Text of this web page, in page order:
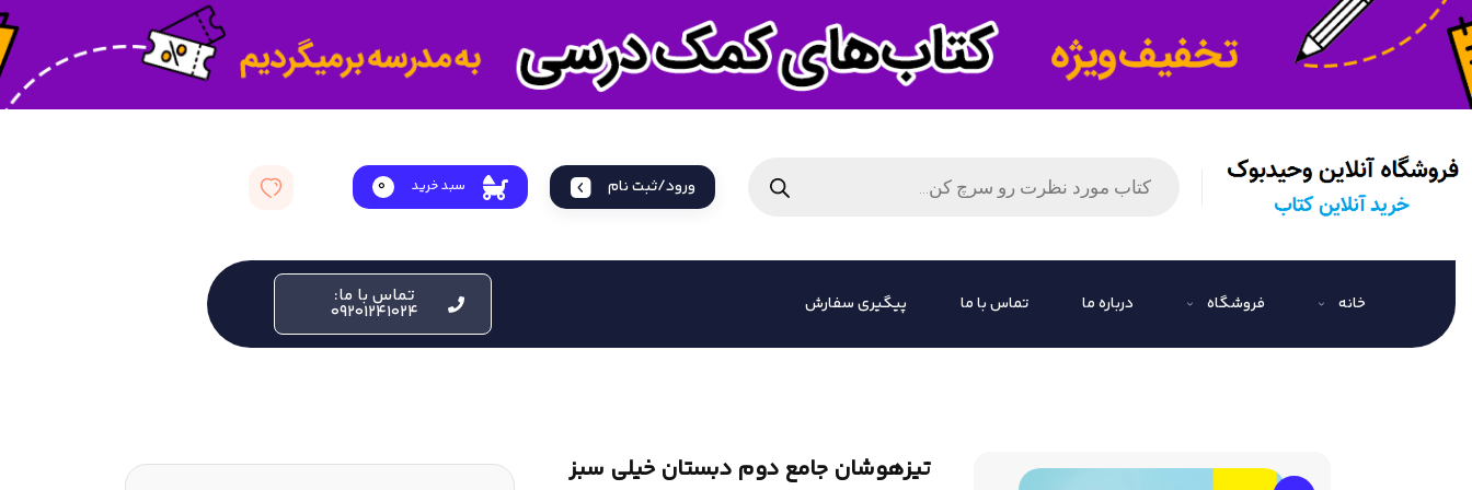
ورود/ثبت نام سبد خرید 0
خانه فروشگاه درباره ما تماس با ما پیگیری سفارش تماس با ما:
09201241024
تیزهوشان جامع دوم دبستان خیلی سبز